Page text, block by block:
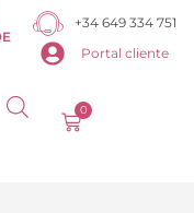
+34 649 334 751
Portal cliente
0
Carrito